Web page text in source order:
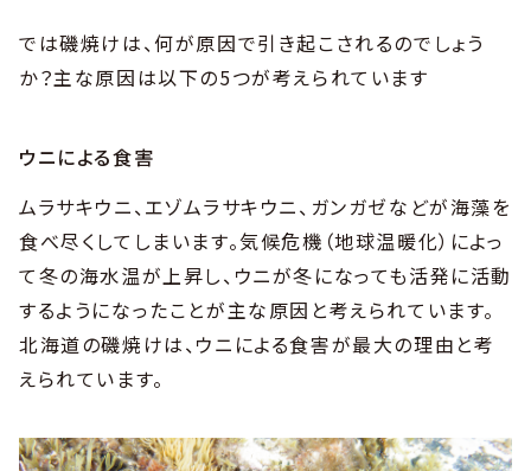
では磯焼けは、何が原因で引き起こされるのでしょう
か？主な原因は以下の5つが考えられています
ウニによる食害
ムラサキウニ、エゾムラサキウニ、ガンガゼなどが海藻を
食べ尽くしてしまいます。気候危機（地球温暖化）によっ
て冬の海水温が上昇し、ウニが冬になっても活発に活動
するようになったことが主な原因と考えられています。
北海道の磯焼けは、ウニによる食害が最大の理由と考
えられています。